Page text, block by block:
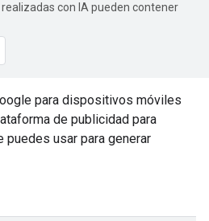
con IA pueden contener
para dispositivos móviles
de publicidad para
usar para generar